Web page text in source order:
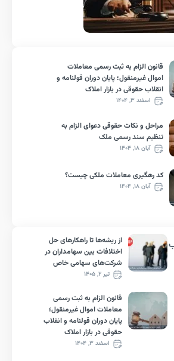
قانون الزام به ثبت رسمی معاملات
اموال غیرمنقول؛ پایان دوران قولنامه و
انقلاب حقوقی در بازار املاک
اسفند ۳, ۱۴۰۴
مراحل و نکات حقوقی دعوای الزام به
تنظیم سند رسمی ملک
آبان ۱۸, ۱۴۰۴
کد رهگیری معاملات ملکی چیست؟
آبان ۱۸, ۱۴۰۴
از ریشه‌ها تا راهکارهای حل
اختلافات بین سهامداران در
شرکت‌های سهامی خاص
تیر ۲, ۱۴۰۵
قانون الزام به ثبت رسمی
معاملات اموال غیرمنقول؛
پایان دوران قولنامه و انقلاب
حقوقی در بازار املاک
اسفند ۳, ۱۴۰۴